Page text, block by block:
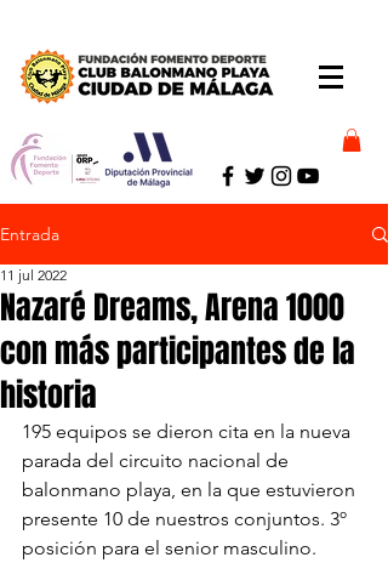
Entrada
Nazaré Dreams, Arena 1000
con más participantes de la
historia
11 jul 2022
195 equipos se dieron cita en la nueva
parada del circuito nacional de
balonmano playa, en la que estuvieron
presente 10 de nuestros conjuntos. 3º
posición para el senior masculino.